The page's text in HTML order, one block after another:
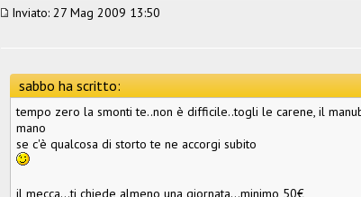
Inviato: 27 Mag 2009 13:50
sabbo ha scritto:
tempo zero la smonti te..non è difficile..togli le carene, il
mano
se c'è qualcosa di storto te ne accorgi subito
il mecca...ti chiede almeno una giornata...minimo 50€